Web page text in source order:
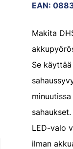
EAN:
Makita
Se
LED-valo
ilman